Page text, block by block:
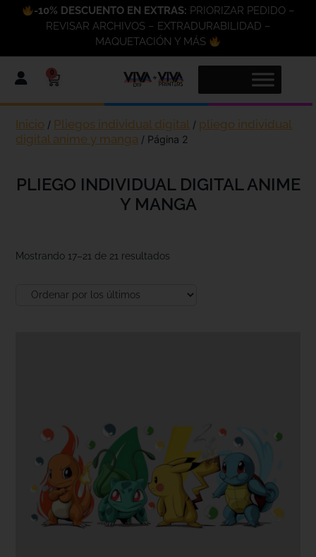
-10% DESCUENTO EN EXTRAS: PRIORIZAR PEDIDO –
REVISAR ARCHIVOS – EXTRADURABILIDAD –
MAQUETACIÓN Y MÁS
0
Inicio / Pliegos individual digital / pliego individual
digital anime y manga / Página 2
PLIEGO INDIVIDUAL DIGITAL ANIME
Y MANGA
Mostrando 17–21 de 21 resultados